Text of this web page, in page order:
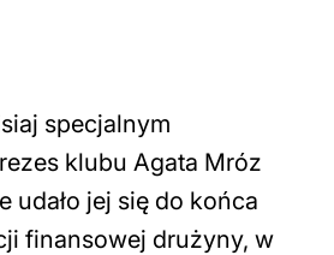
specjalnym
klubu Agata Mróz
udało jej się do końca
finansowej drużyny, w